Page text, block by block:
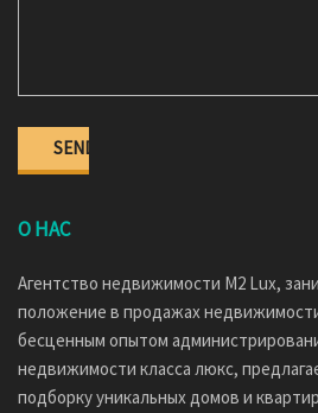
О НАС
Агентство недвижимости M2 Lux,
положение в продажах
бесценным опытом
недвижимости класса люкс,
подборку уникальных домов и